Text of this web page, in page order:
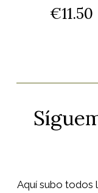
€11.50
Aquí subo